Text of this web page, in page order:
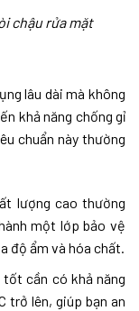
chậu rửa mặt
lâu dài mà không
khả năng chống gỉ
chuẩn này thường
lượng cao thường
một lớp bảo vệ
độ ẩm và hóa chất.
cần có khả năng
trở lên, giúp bạn an